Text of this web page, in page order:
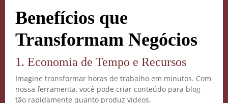
Benefícios que
Transformam Negócios
1. Economia de Tempo e Recursos
Imagine transformar horas de trabalho em minutos. Com
nossa ferramenta, você pode criar conteúdo para blog
tão rapidamente quanto produz vídeos.